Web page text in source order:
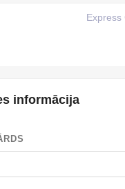
Express
informācija